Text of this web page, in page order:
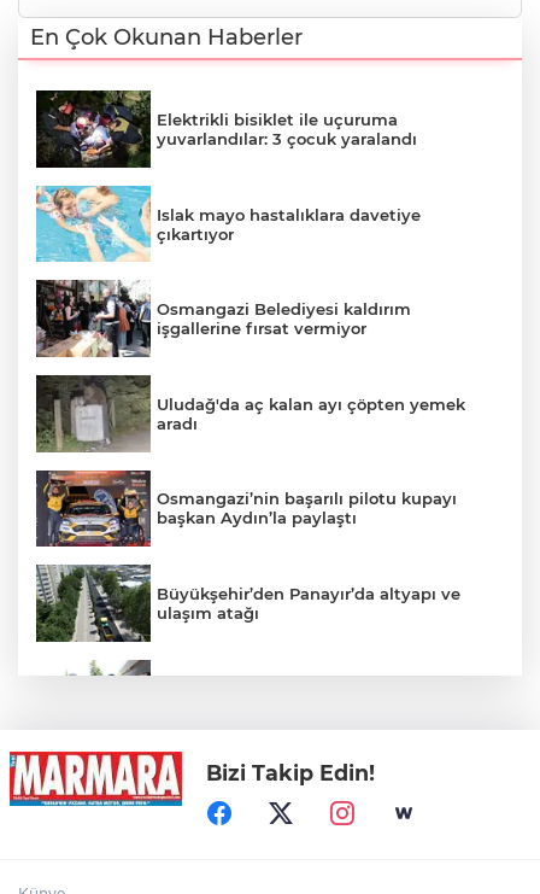
En Çok Okunan Haberler
Elektrikli bisiklet ile uçuruma
yuvarlandılar: 3 çocuk yaralandı
Islak mayo hastalıklara davetiye
çıkartıyor
Osmangazi Belediyesi kaldırım
işgallerine fırsat vermiyor
Uludağ'da aç kalan ayı çöpten yemek
aradı
Osmangazi’nin başarılı pilotu kupayı
başkan Aydın’la paylaştı
Büyükşehir’den Panayır’da altyapı ve
ulaşım atağı
Kepçe Alevlere Teslim Oldu
Bizi Takip Edin!